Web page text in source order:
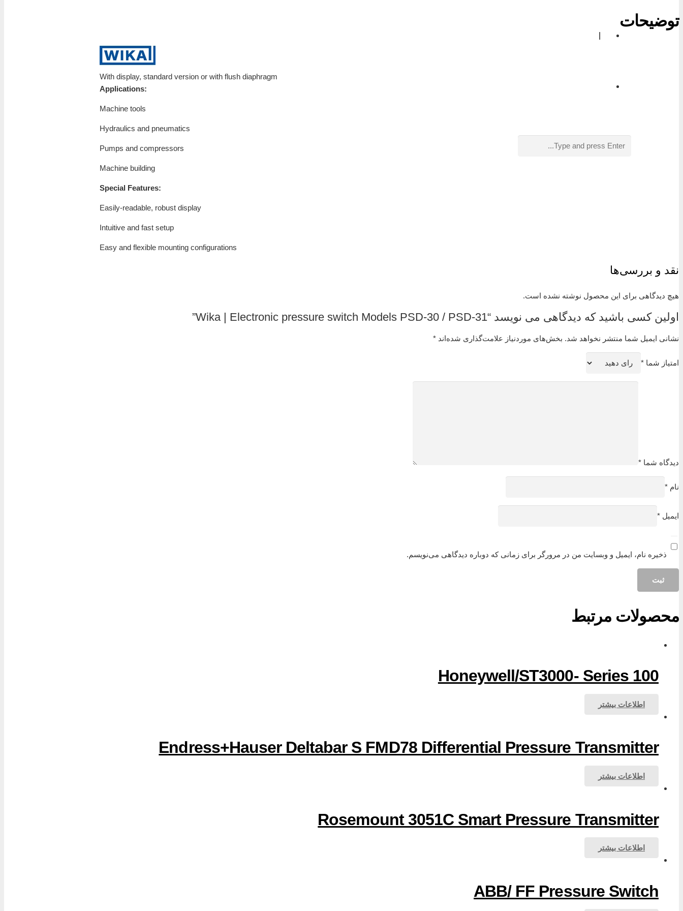
توضیحات
With display, standard version or with flush diaphragm
Applications:
Machine tools
Hydraulics and pneumatics
Pumps and compressors
Machine building
Special Features:
Easily-readable, robust display
Intuitive and fast setup
Easy and flexible mounting configurations
نقد و بررسی‌ها
هیچ دیدگاهی برای این محصول نوشته نشده است.
اولین کسی باشید که دیدگاهی می نویسد “Wika | Electronic pressure switch Models PSD-30 / PSD-31”
نشانی ایمیل شما منتشر نخواهد شد. بخش‌های موردنیاز علامت‌گذاری شده‌اند *
امتیاز شما *
دیدگاه شما *
نام *
ایمیل *
ذخیره نام، ایمیل و وبسایت من در مرورگر برای زمانی که دوباره دیدگاهی می‌نویسم.
محصولات مرتبط
Honeywell/ST3000- Series 100
اطلاعات بیشتر
Endress+Hauser Deltabar S FMD78 Differential Pressure Transmitter
اطلاعات بیشتر
Rosemount 3051C Smart Pressure Transmitter
اطلاعات بیشتر
ABB/ FF Pressure Switch